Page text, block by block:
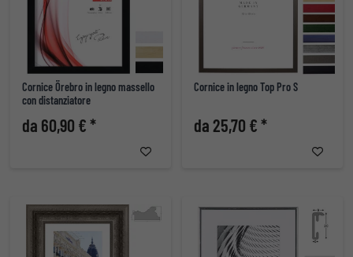
Cornice Örebro in legno massello
con distanziatore
da 60,90 € *
Cornice in legno Top Pro S
da 25,70 € *